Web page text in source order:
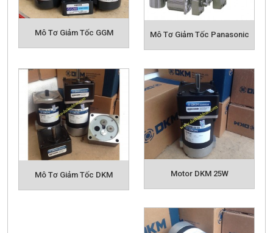
Mô Tơ Giảm Tốc GGM Mô Tơ Giảm Tốc Panasonic
Mô Tơ Giảm Tốc DKM Motor DKM 25W